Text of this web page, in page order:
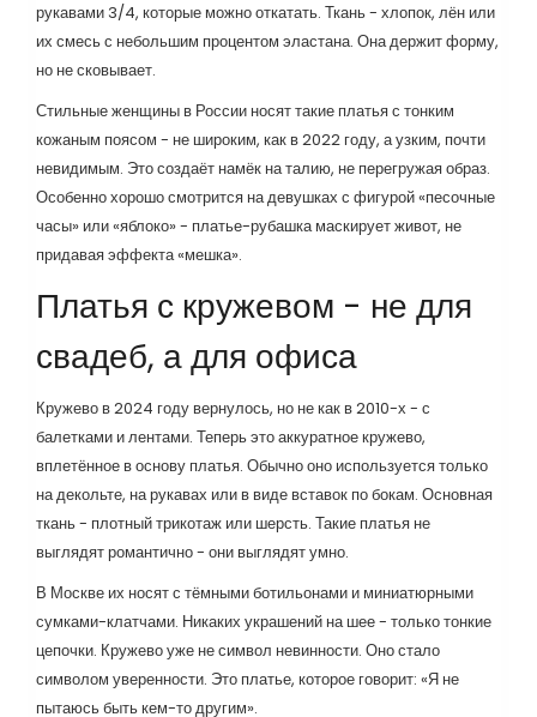
рукавами 3/4, которые можно откатать. Ткань - хлопок, лён или
их смесь с небольшим процентом эластана. Она держит форму,
но не сковывает.
Стильные женщины в России носят такие платья с тонким
кожаным поясом - не широким, как в 2022 году, а узким, почти
невидимым. Это создаёт намёк на талию, не перегружая образ.
Особенно хорошо смотрится на девушках с фигурой «песочные
часы» или «яблоко» - платье-рубашка маскирует живот, не
придавая эффекта «мешка».
Платья с кружевом - не для
свадеб, а для офиса
Кружево в 2024 году вернулось, но не как в 2010-х - с
балетками и лентами. Теперь это аккуратное кружево,
вплетённое в основу платья. Обычно оно используется только
на декольте, на рукавах или в виде вставок по бокам. Основная
ткань - плотный трикотаж или шерсть. Такие платья не
выглядят романтично - они выглядят умно.
В Москве их носят с тёмными ботильонами и миниатюрными
сумками-клатчами. Никаких украшений на шее - только тонкие
цепочки. Кружево уже не символ невинности. Оно стало
символом уверенности. Это платье, которое говорит: «Я не
пытаюсь быть кем-то другим».